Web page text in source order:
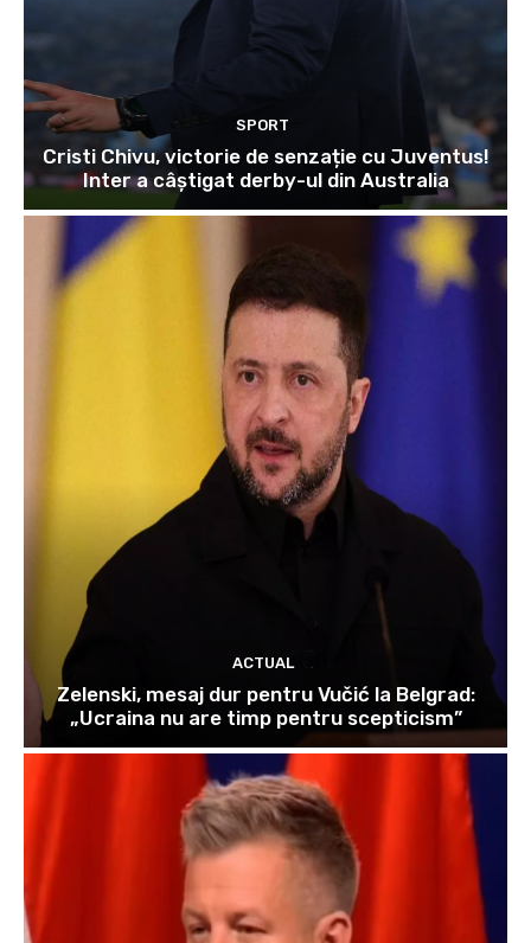
SPORT
Cristi Chivu, victorie de senzație cu Juventus!
Inter a câștigat derby-ul din Australia
ACTUAL
Zelenski, mesaj dur pentru Vučić la Belgrad:
„Ucraina nu are timp pentru scepticism”